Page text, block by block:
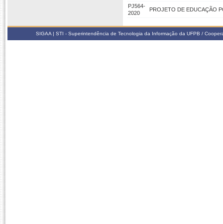
PJ564-
2020
PROJETO DE EDUCAÇÃO
SIGAA | STI - Superintendência de Tecnologia da Informação da UFPB /